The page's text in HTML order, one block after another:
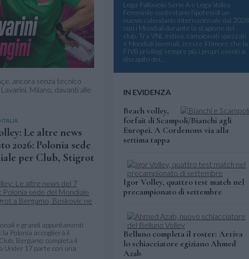
ancora senza tecnico
Milano, davanti alle
ITALIA
Le altre news
2026: Polonia sede
per Club, Stigrot
e grandi appuntamenti
Polonia accoglierà il
Bergamo completa il
Under 17 parte con una
Lega Pallavolo Serie A e Lega Volley
Femminile contestano l’ipotesi di un
nuovo calendario internazionale dal 2028
con i Mondiali durante la stagione dei
club. Tra VNL estiva, campionati spezzati
e Mondiali biennali, cresce il timore che la
FIVB privilegi sempre più i propri eventi a
discapito dei...
IN EVIDENZA
Beach volley,
forfait di Scampoli/Bianchi agli
Europei. A Cordenons via alla
settima tappa
Igor Volley, quattro test match nel
precampionato di settembre
Belluno completa il roster: Arriva
lo schiacciatore egiziano Ahmed
Azab